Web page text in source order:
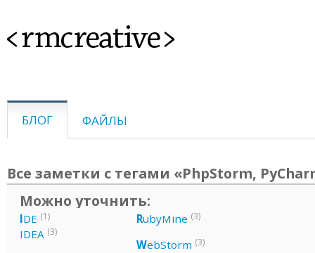
<rmcreative>
БЛОГ ФАЙЛЫ
Все заметки с тегами «PhpStorm,
Можно уточнить:
IDE (1)
IDEA (3)
RubyMine (3)
WebStorm (3)